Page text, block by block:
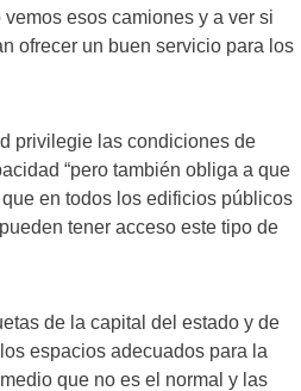
esos camiones y a ver si
ofrecer un buen servicio para los
privilegie las condiciones de
“pero también obliga a que
en todos los edificios públicos
tener acceso este tipo de
de la capital del estado y de
espacios adecuados para la
que no es el normal y las